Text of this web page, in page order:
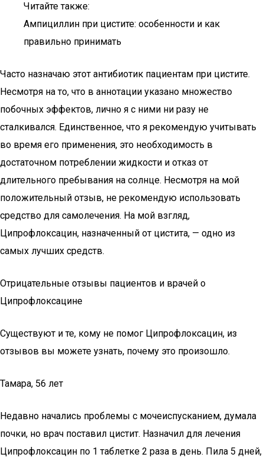
Читайте также:
Ампициллин при цистите: особенности и как
правильно принимать
Часто назначаю этот антибиотик пациентам при цистите.
Несмотря на то, что в аннотации указано множество
побочных эффектов, лично я с ними ни разу не
сталкивался. Единственное, что я рекомендую учитывать
во время его применения, это необходимость в
достаточном потреблении жидкости и отказ от
длительного пребывания на солнце. Несмотря на мой
положительный отзыв, не рекомендую использовать
средство для самолечения. На мой взгляд,
Ципрофлоксацин, назначенный от цистита, — одно из
самых лучших средств.
Отрицательные отзывы пациентов и врачей о
Ципрофлоксацине
Существуют и те, кому не помог Ципрофлоксацин, из
отзывов вы можете узнать, почему это произошло.
Тамара, 56 лет
Недавно начались проблемы с мочеиспусканием, думала
почки, но врач поставил цистит. Назначил для лечения
Ципрофлоксацин по 1 таблетке 2 раза в день. Пила 5 дней,